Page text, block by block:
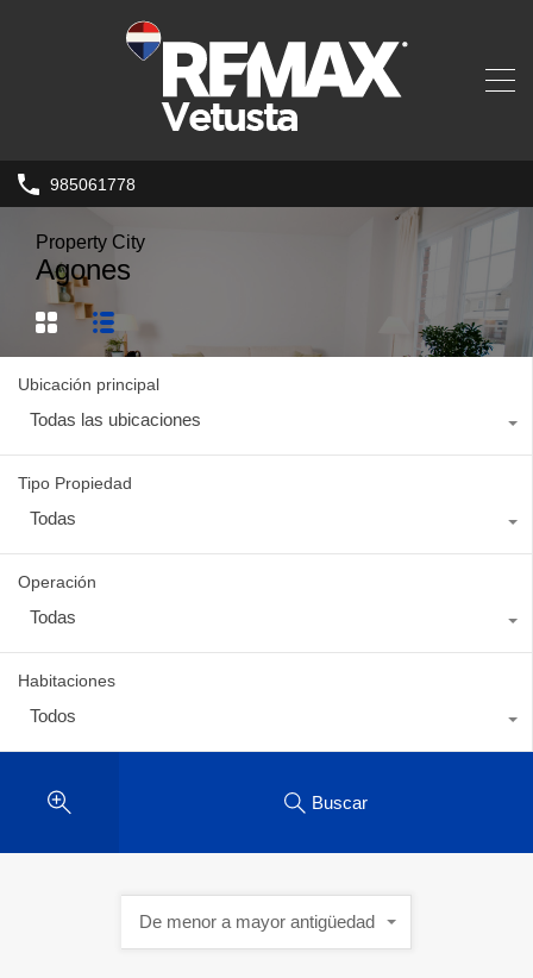
985061778
Property City
Agones
Ubicación principal
Todas las ubicaciones
Tipo Propiedad
Todas
Operación
Todas
Habitaciones
Todos
Buscar
De menor a mayor antigüedad